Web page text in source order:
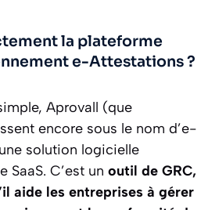
la plateforme
e-Attestations ?
Aprovall (que
encore sous le nom d’e-
solution logicielle
SaaS. C’est un outil de GRC,
aide les entreprises à gérer